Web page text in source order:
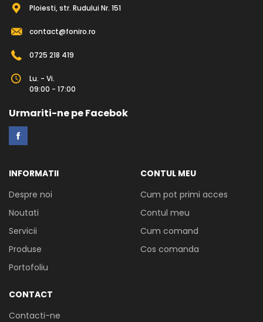
Ploiesti, str. Rudului Nr. 151
contact@foniro.ro
0725 218 419
Lu. - Vi.
09:00 - 17:00
Urmariti-ne pe Facebok
INFORMATII
Despre noi
Noutati
Servicii
Produse
Portofoliu
CONTUL MEU
Cum pot primi acces
Contul meu
Cum comand
Cos comanda
CONTACT
Contacti-ne